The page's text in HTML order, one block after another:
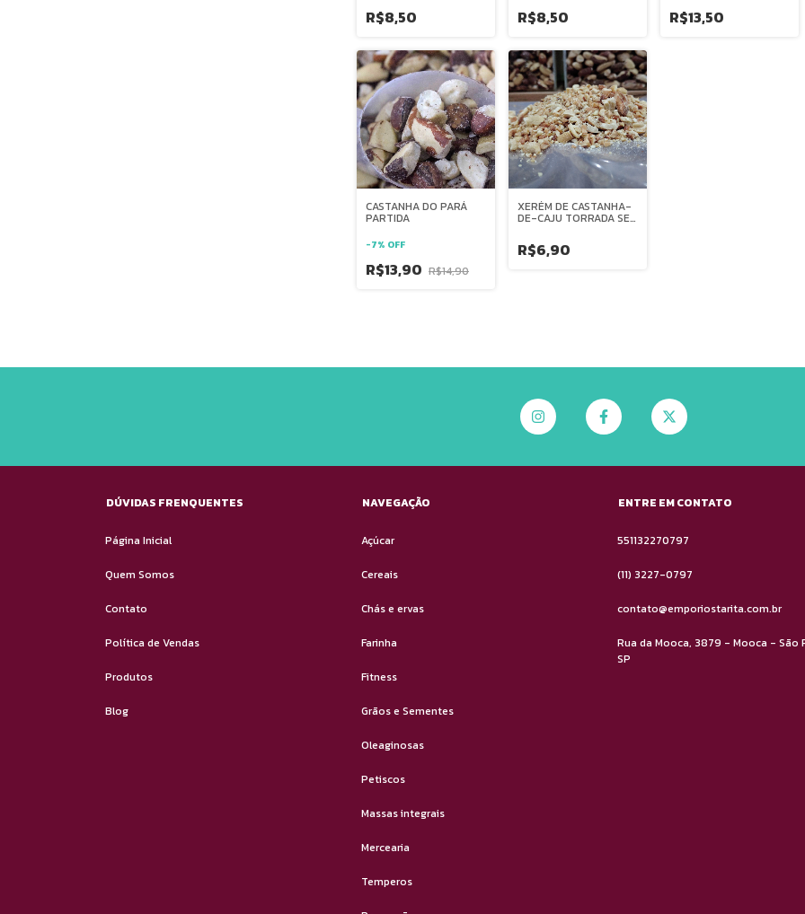
GRANEL
R$8,50 GERGELIM - GRANEL
R$8,50 R$13,50
CASTANHA DO PARÁ
PARTIDA
-7% OFF
R$13,90 R$14,90
XERÉM DE CASTANHA-
DE-CAJU TORRADA SEM
R$6,90
DÚVIDAS FRENQUENTES
Página Inicial
Quem Somos
Contato
Política de Vendas
Produtos
Blog
NAVEGAÇÃO
Açúcar
Cereais
Chás e ervas
Farinha
Fitness
Grãos e Sementes
Oleaginosas
Petiscos
Massas integrais
Mercearia
Temperos
ENTRE EM CONTATO
551132270797
(11) 3227-0797
contato@emporiostarita.com.br
Rua da Mooca, 3879 - Mooca - São
SP